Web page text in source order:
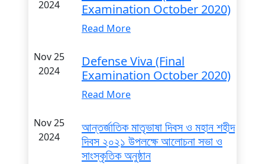
2024
Examination October 2020)
Read More
Nov 25
2024
Defense Viva (Final
Examination October 2020)
Read More
Nov 25
2024
আন্তর্জাতিক মাতৃভাষা দিবস ও মহান শহীদ
দিবস ২০২১ উপলক্ষে আলোচনা সভা ও
সাংস্কৃতিক অনুষ্ঠান